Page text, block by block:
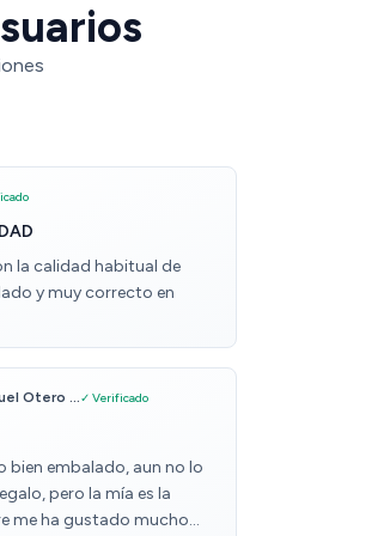
la calidad habitual de
y muy correcto en
Otero ...✓ Verificado
bien embalado, aun no lo
pero la mía es la
me ha gustado mucho